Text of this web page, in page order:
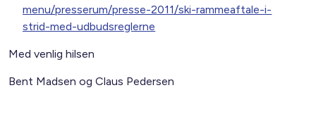
menu/presserum/presse-2011/ski-rammeaftale-i-
strid-med-udbudsreglerne
Med venlig hilsen
Bent Madsen og Claus Pedersen